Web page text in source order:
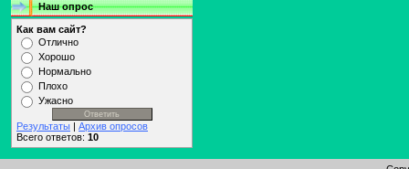
Наш опрос
Как вам сайт?
Отлично
Хорошо
Нормально
Плохо
Ужасно
Результаты | Архив опросов
Всего ответов: 10